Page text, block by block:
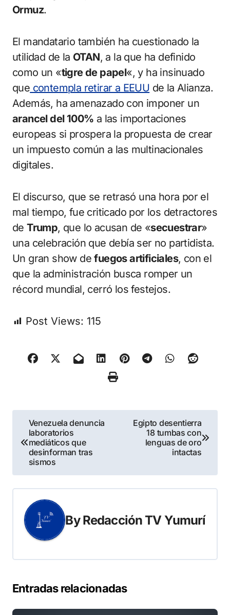
Ormuz.
El mandatario también ha cuestionado la
utilidad de la OTAN, a la que ha definido
como un «tigre de papel«, y ha insinuado
que contempla retirar a EEUU de la Alianza.
Además, ha amenazado con imponer un
arancel del 100% a las importaciones
europeas si prospera la propuesta de crear
un impuesto común a las multinacionales
digitales.
El discurso, que se retrasó una hora por el
mal tiempo, fue criticado por los detractores
deTrump, que lo acusan de «secuestrar»
una celebración que debía ser no partidista.
Un gran show defuegos artificiales, con el
que la administración busca romper un
récord mundial, cerró los festejos.
Post Views: 115
Navegación
de
entradas
Venezuela denuncia
laboratorios
mediáticos que
desinforman tras
sismos
Egipto desentierra
18 tumbas con
lenguas de oro
intactas
ByRedacción TV Yumurí
Entradas relacionadas